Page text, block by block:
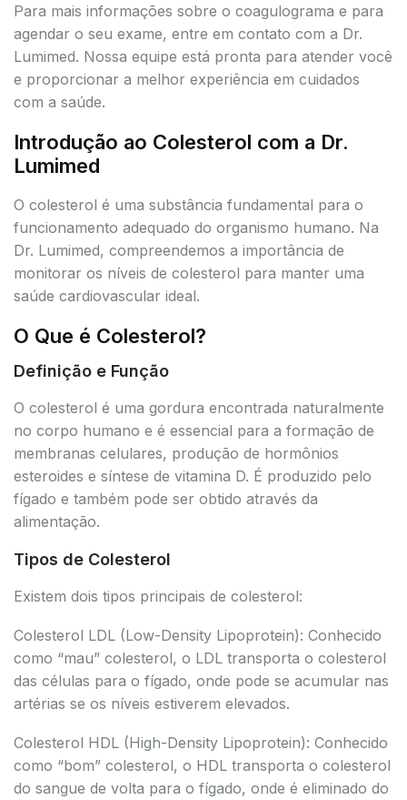
Para mais informações sobre o coagulograma e para
agendar o seu exame, entre em contato com a Dr.
Lumimed. Nossa equipe está pronta para atender você
e proporcionar a melhor experiência em cuidados
com a saúde.
Introdução ao Colesterol com a Dr.
Lumimed
O colesterol é uma substância fundamental para o
funcionamento adequado do organismo humano. Na
Dr. Lumimed, compreendemos a importância de
monitorar os níveis de colesterol para manter uma
saúde cardiovascular ideal.
O Que é Colesterol?
Definição e Função
O colesterol é uma gordura encontrada naturalmente
no corpo humano e é essencial para a formação de
membranas celulares, produção de hormônios
esteroides e síntese de vitamina D. É produzido pelo
fígado e também pode ser obtido através da
alimentação.
Tipos de Colesterol
Existem dois tipos principais de colesterol:
Colesterol LDL (Low-Density Lipoprotein): Conhecido
como “mau” colesterol, o LDL transporta o colesterol
das células para o fígado, onde pode se acumular nas
artérias se os níveis estiverem elevados.
Colesterol HDL (High-Density Lipoprotein): Conhecido
como “bom” colesterol, o HDL transporta o colesterol
do sangue de volta para o fígado, onde é eliminado do